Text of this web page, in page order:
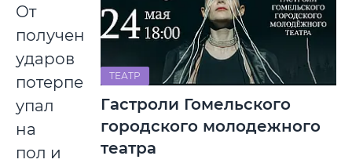
От
полученных
ударов
потерпевший
упал
на
пол и
ТЕАТР
Гастроли Гомельского
городского молодежного
театра